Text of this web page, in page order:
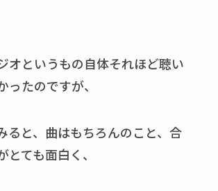
オというもの自体それほど聴い
ったのですが、
ると、曲はもちろんのこと、合
とても面白く、